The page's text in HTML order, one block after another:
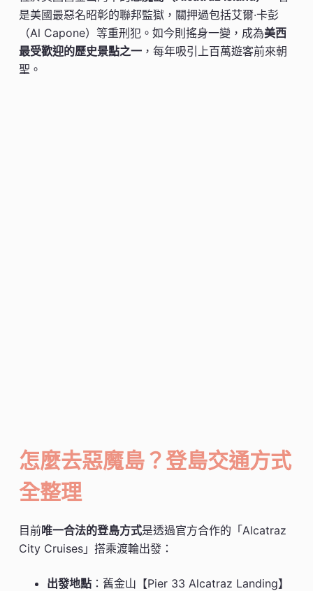
是美國最惡名昭彰的聯邦監獄，關押過包括艾爾·卡彭
（Al Capone）等重刑犯。如今則搖身一變，成為美西
最受歡迎的歷史景點之一，每年吸引上百萬遊客前來朝
聖。
怎麼去惡魔島？登島交通方式
全整理
目前唯一合法的登島方式是透過官方合作的「Alcatraz
City Cruises」搭乘渡輪出發：
出發地點：舊金山【Pier 33 Alcatraz Landing】